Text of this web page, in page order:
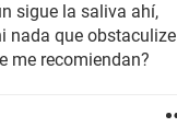
sigue la saliva ahí,
nada que obstaculize
me recomiendan?